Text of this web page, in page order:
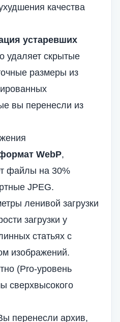
качества
устаревших
удаляет скрытые
размеры из
вы перенесли из
WebP,
файлы на 30%
JPEG.
ленивой загрузки
загрузки у
статьях с
изображений.
(Pro-уровень
сверхвысокого
перенесли архив,